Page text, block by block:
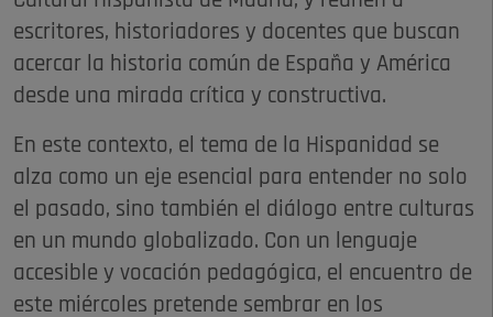
escritores, historiadores y docentes que buscan
acercar la historia común de España y América
desde una mirada crítica y constructiva.
En este contexto, el tema de la Hispanidad se
alza como un eje esencial para entender no solo
el pasado, sino también el diálogo entre culturas
en un mundo globalizado. Con un lenguaje
accesible y vocación pedagógica, el encuentro de
este miércoles pretende sembrar en los